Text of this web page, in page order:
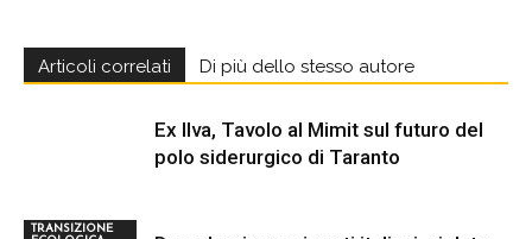
Articoli correlati Di più dello stesso autore
TRANSIZIONE
Ex Ilva, Tavolo al Mimit sul futuro del
polo siderurgico di Taranto